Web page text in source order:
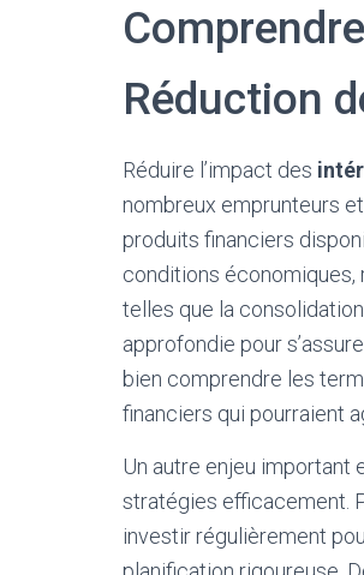
Réduction
Réduire l’impact des
nombreux emprunteurs
produits financiers
conditions économiques,
telles que la
approfondie pour
bien comprendre les
financiers qui pourraient
Un autre enjeu
stratégies efficacement.
investir régulièrement